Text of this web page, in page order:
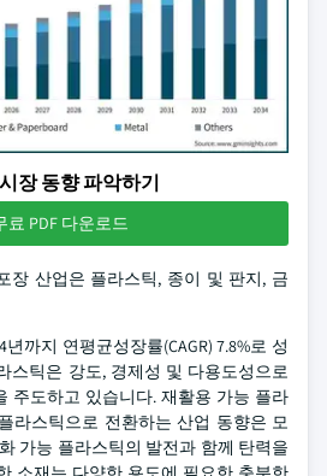
장 동향 파악하기
료 PDF 다운로드
장 산업은 플라스틱, 종이 및 판지, 금
까지 연평균성장률(CAGR) 7.8%로 성
스틱은 강도, 경제성 및 다용도성으로
주도하고 있습니다. 재활용 가능 플라
라스틱으로 전환하는 산업 동향은 모
가능 플라스틱의 발전과 함께 탄력을